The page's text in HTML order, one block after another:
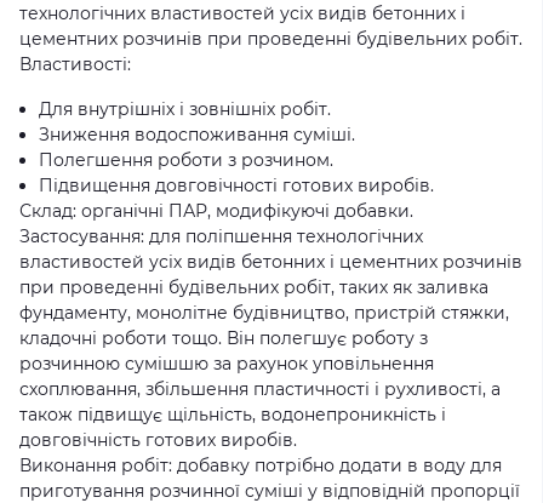
технологічних властивостей усіх видів бетонних і
цементних розчинів при проведенні будівельних робіт.
Властивості:
Для внутрішніх і зовнішніх робіт.
Зниження водоспоживання суміші.
Полегшення роботи з розчином.
Підвищення довговічності готових виробів.
Склад: органічні ПАР, модифікуючі добавки.
Застосування: для поліпшення технологічних
властивостей усіх видів бетонних і цементних розчинів
при проведенні будівельних робіт, таких як заливка
фундаменту, монолітне будівництво, пристрій стяжки,
кладочні роботи тощо. Він полегшує роботу з
розчинною сумішшю за рахунок уповільнення
схоплювання, збільшення пластичності і рухливості, а
також підвищує щільність, водонепроникність і
довговічність готових виробів.
Виконання робіт: добавку потрібно додати в воду для
приготування розчинної суміші у відповідній пропорції